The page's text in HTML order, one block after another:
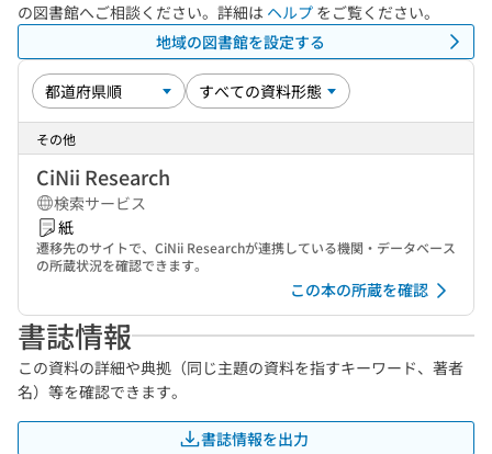
の図書館へご相談ください。詳細は ヘルプ をご覧ください。
地域の図書館を設定する
その他
CiNii Research
検索サービス
紙
遷移先のサイトで、CiNii Researchが連携している機関・データベース
の所蔵状況を確認できます。
この本の所蔵を確認
書誌情報
この資料の詳細や典拠（同じ主題の資料を指すキーワード、著者
名）等を確認できます。
書誌情報を出力